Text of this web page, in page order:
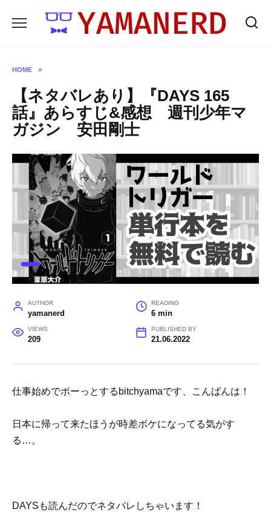
HOME »
【ネタバレあり】『DAYS 165
話』あらすじ&感想 週刊少年マ
ガジン 安田剛士
AUTHOR
yamanerd
READING
6 min
VIEWS
209
PUBLISHED BY
21.06.2022
仕事始めでボーっとするbitchyamaです、こんばんは！
日本に帰って来たほうが時差ボケになってる気がす
る…。
DAYSも読んだのでネタバレしちゃいます！